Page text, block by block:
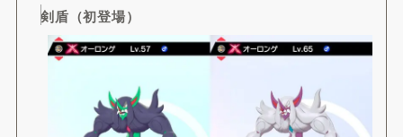
剣盾（初登場）